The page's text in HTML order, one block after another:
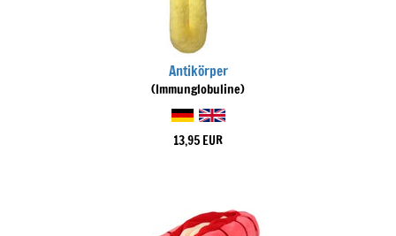
Antikörper
(Immunglobuline)
13,95 EUR